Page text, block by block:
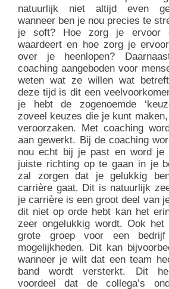
natuurlijk niet altijd even
wanneer ben je nou precies te
je soft? Hoe zorg je ervoor
waardeert en hoe zorg je
over je heenlopen?
coaching aangeboden voor
weten wat ze willen wat
deze tijd is dit een
je hebt de zogenoemde
zoveel keuzes die je kunt
veroorzaken. Met coaching
aan gewerkt. Bij de coaching
nou echt bij je past en word je
juiste richting op te gaan in je
zal zorgen dat je gelukkig
carrière gaat. Dit is natuurlijk
je carrière is een groot deel van
dit niet op orde hebt kan het
zeer ongelukkig wordt. Ook het
grote groep voor een
mogelijkheden. Dit kan
wanneer je wilt dat een team
band wordt versterkt. Dit
voordeel dat de collega’s